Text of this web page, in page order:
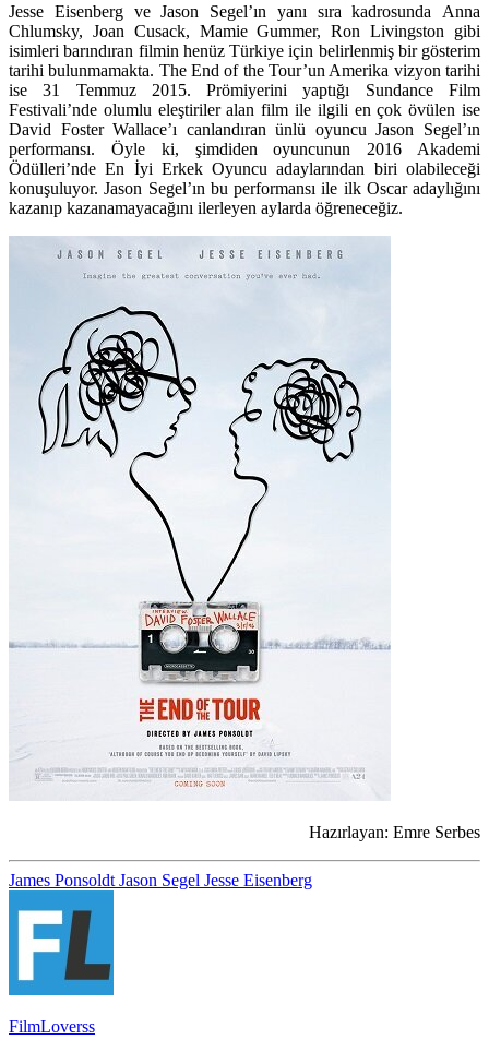
Jesse Eisenberg ve Jason Segel’ın yanı sıra kadrosunda Anna
Chlumsky, Joan Cusack, Mamie Gummer, Ron Livingston gibi
isimleri barındıran filmin henüz Türkiye için belirlenmiş bir gösterim
tarihi bulunmamakta. The End of the Tour’un Amerika vizyon tarihi
ise 31 Temmuz 2015. Prömiyerini yaptığı Sundance Film
Festivali’nde olumlu eleştiriler alan film ile ilgili en çok övülen ise
David Foster Wallace’ı canlandıran ünlü oyuncu Jason Segel’ın
performansı. Öyle ki, şimdiden oyuncunun 2016 Akademi
Ödülleri’nde En İyi Erkek Oyuncu adaylarından biri olabileceği
konuşuluyor. Jason Segel’ın bu performansı ile ilk Oscar adaylığını
kazanıp kazanamayacağını ilerleyen aylarda öğreneceğiz.
Hazırlayan: Emre Serbes
James Ponsoldt Jason Segel Jesse Eisenberg
FilmLoverss